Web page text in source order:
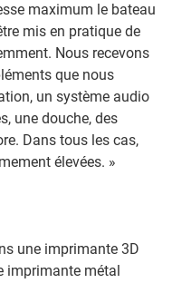
maximum le bateau
mis en pratique de
Nous recevons
que nous
un système audio
une douche, des
Dans tous les cas,
élevées. »
une imprimante 3D
imprimante métal